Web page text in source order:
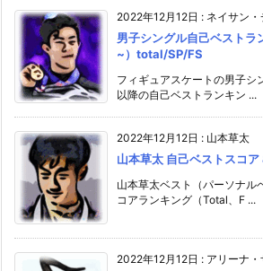
2022年12月12日 : ネイサン・
男子シングル自己ベスト
~）total/SP/FS
フィギュアスケートの男子
以降の自己ベストランキン ...
2022年12月12日 : 山本草太
山本草太 自己ベストスコ
山本草太ベスト（パーソナル
コアランキング（Total、F ...
2022年12月12日 : アリーナ